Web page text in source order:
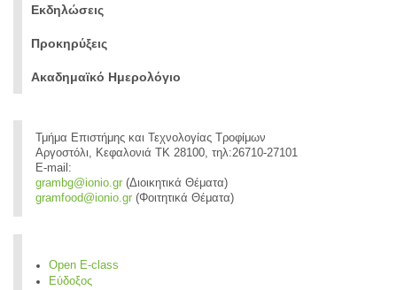
Εκδηλώσεις
Προκηρύξεις
Ακαδημαϊκό Ημερολόγιο
Τμήμα Επιστήμης και Τεχνολογίας Τροφίμων
Αργοστόλι, Κεφαλονιά ΤΚ 28100, τηλ:26710-27101
E-mail:
grambg@ionio.gr (Διοικητικά Θέματα)
gramfood@ionio.gr (Φοιτητικά Θέματα)
Open E-class
Εύδοξος